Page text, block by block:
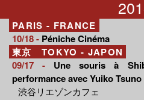
PARIS - FRANCE
10/18 - Péniche Cinéma
東京 TOKYO - JAPON
09/17 - Une souris à
performance avec Yuiko
渋谷リエゾンカフェ